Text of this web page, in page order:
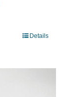
Details